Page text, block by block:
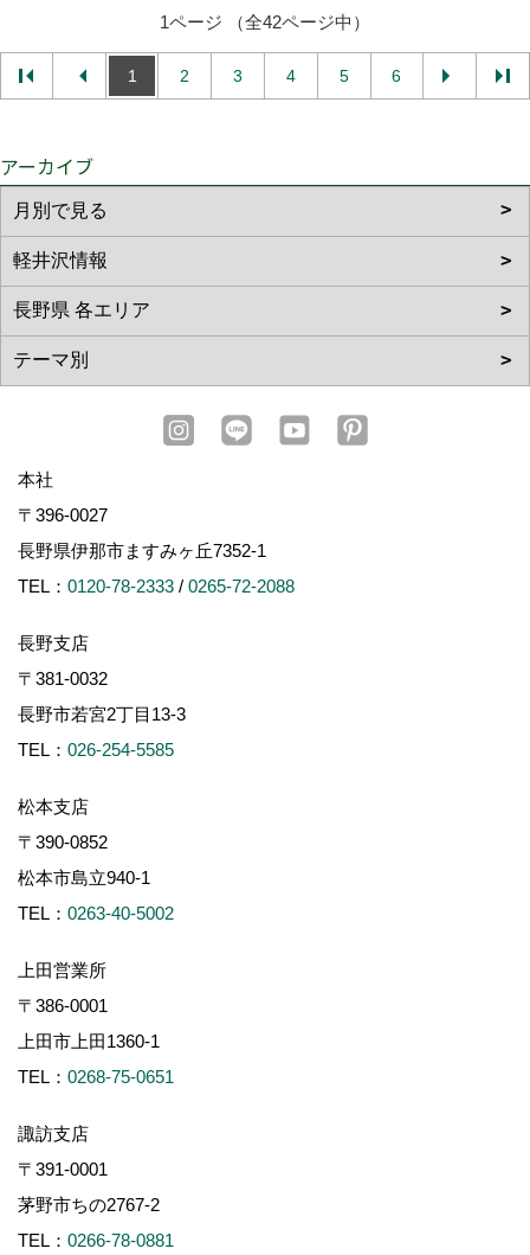
長野県伊那市ますみヶ丘7352-1
〒381-0032
長野市若宮2丁目13-3
TEL：026-254-5585
松本支店
〒390-0852
松本市島立940-1
0263-40-5002
上田営業所
〒386-0001
上田市上田1360-1
TEL： 0268-75-0651
諏訪支店
〒391-0001
茅野市ちの2767-2
TEL： 0266-78-0881
軽井沢支店
〒389-0111
軽井沢町大字長倉南ヶ丘647-4
TEL： 0267-46-8646
※施工対象エリアについて
長野県内（一部の地域を除く）のみに施工エリアを限定して
おります。
Copyright (c) ForestCorporation. All Rights Reserved.